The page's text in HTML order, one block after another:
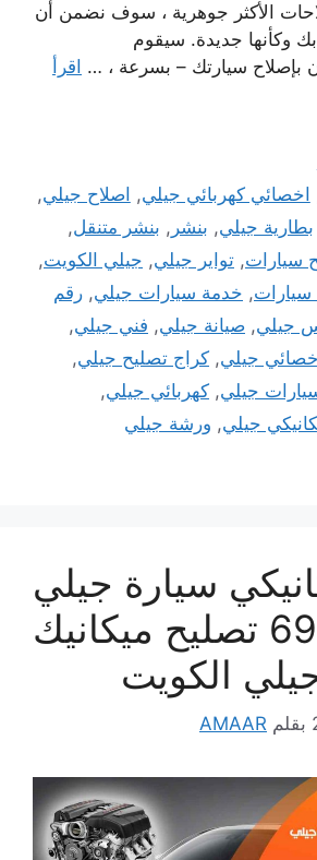
الأكثر جوهرية ، سوف نضمن أن
وكأنها جديدة. سيقوم
بإصلاح سيارتك – بسرعة ، … اقرأ
اخصائي كهربائي جيلي, اصلاح جيلي,
بطارية جيلي, بنشر , بنشر متنقل,
سيارات, تواير جيلي, جيلي الكويت,
, خدمة سيارات جيلي, رقم
جيلي, صيانة جيلي, فني جيلي,
جيلي, كراج تصليح جيلي,
جيلي, كهربائي جيلي,
جيلي, ورشة جيلي
سيارة جيلي
69622745 تصليح ميكانيك
الكويت
بقلم AMAAR